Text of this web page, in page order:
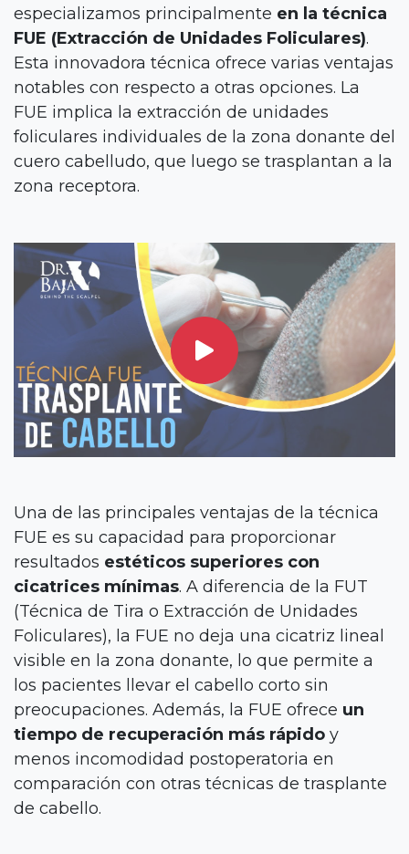
Inicio
Cirugía Estética
especializamos principalmente en la técnica
FUE (Extracción de Unidades Foliculares).
Esta innovadora técnica ofrece varias ventajas
notables con respecto a otras opciones. La
FUE implica la extracción de unidades
foliculares individuales de la zona donante del
cuero cabelludo, que luego se trasplantan a la
zona receptora.
Una de las principales ventajas de la técnica
FUE es su capacidad para proporcionar
resultados estéticos superiores con
cicatrices mínimas. A diferencia de la FUT
(Técnica de Tira o Extracción de Unidades
Foliculares), la FUE no deja una cicatriz lineal
visible en la zona donante, lo que permite a
los pacientes llevar el cabello corto sin
preocupaciones. Además, la FUE ofrece un
tiempo de recuperación más rápido y
menos incomodidad postoperatoria en
comparación con otras técnicas de trasplante
de cabello.